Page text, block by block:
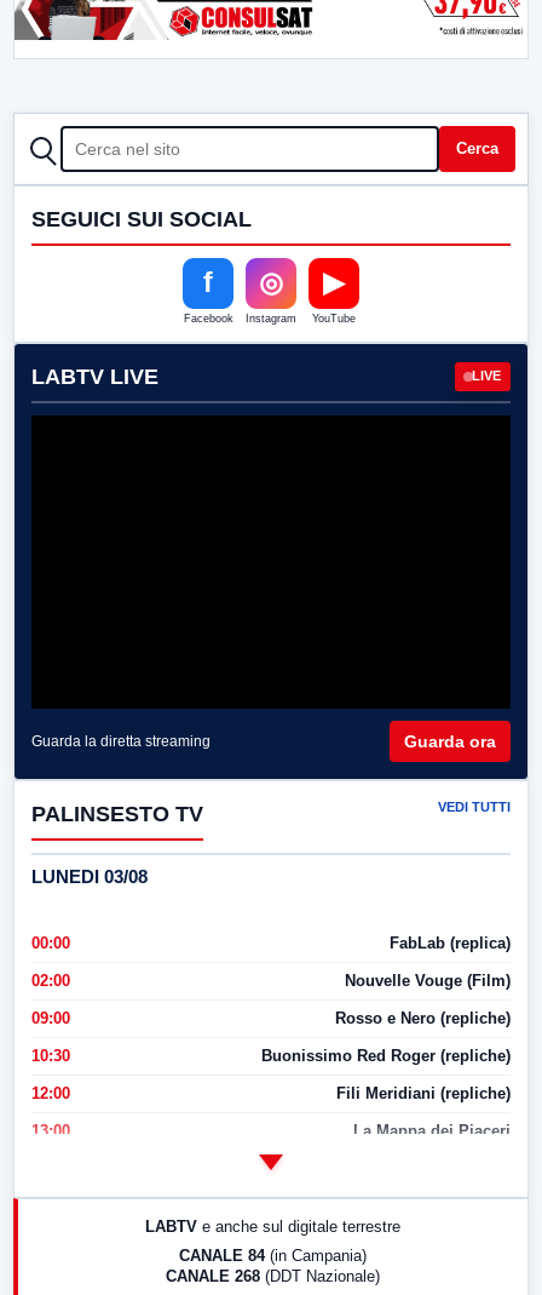
CERCA Cerca
SEGUICI SUI SOCIAL
f
Facebook
◎
Instagram
▶
YouTube
LABTV LIVE LIVE
Guarda la diretta streaming Guarda ora
PALINSESTO TV VEDI TUTTI
LUNEDI 03/08
00:00 FabLab (replica)
02:00 Nouvelle Vouge (Film)
09:00 Rosso e Nero (repliche)
10:30 Buonissimo Red Roger (repliche)
12:00 Fili Meridiani (repliche)
13:00 La Mappa dei Piaceri
LABTV e anche sul digitale terrestre
CANALE 84 (in Campania)
CANALE 268 (DDT Nazionale)